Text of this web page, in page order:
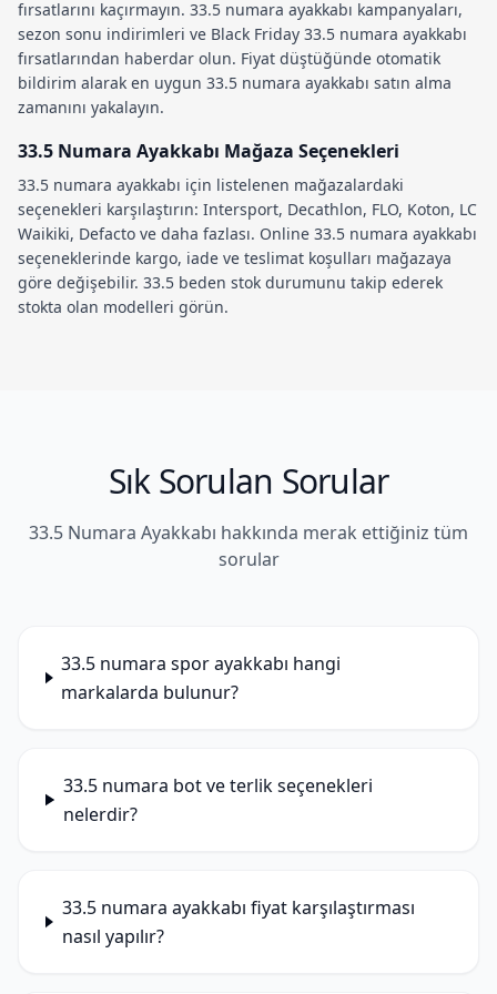
fırsatlarını kaçırmayın. 33.5 numara ayakkabı kampanyaları,
sezon sonu indirimleri ve Black Friday 33.5 numara ayakkabı
fırsatlarından haberdar olun. Fiyat düştüğünde otomatik
bildirim alarak en uygun 33.5 numara ayakkabı satın alma
zamanını yakalayın.
33.5 Numara Ayakkabı Mağaza Seçenekleri
33.5 numara ayakkabı için listelenen mağazalardaki
seçenekleri karşılaştırın: Intersport, Decathlon, FLO, Koton, LC
Waikiki, Defacto ve daha fazlası. Online 33.5 numara ayakkabı
seçeneklerinde kargo, iade ve teslimat koşulları mağazaya
göre değişebilir. 33.5 beden stok durumunu takip ederek
stokta olan modelleri görün.
Sık Sorulan Sorular
33.5 Numara Ayakkabı hakkında merak ettiğiniz tüm
sorular
33.5 numara spor ayakkabı hangi
markalarda bulunur?
33.5 numara bot ve terlik seçenekleri
nelerdir?
33.5 numara ayakkabı fiyat karşılaştırması
nasıl yapılır?